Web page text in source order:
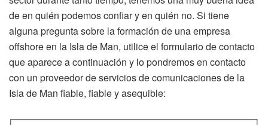
de en quién podemos confiar y en quién no. Si tiene
alguna pregunta sobre la formación de una empresa
offshore en la Isla de Man, utilice el formulario de contacto
que aparece a continuación y lo pondremos en contacto
con un proveedor de servicios de comunicaciones de la
Isla de Man fiable, fiable y asequible: